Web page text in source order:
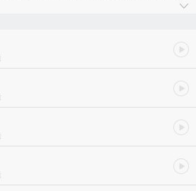
学无疑将对新生代青年的世界观产生深远